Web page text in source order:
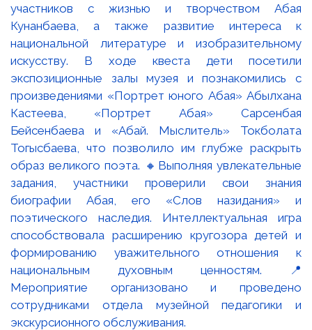
участников с жизнью и творчеством Абая
Кунанбаева, а также развитие интереса к
национальной литературе и изобразительному
искусству. В ходе квеста дети посетили
экспозиционные залы музея и познакомились с
произведениями «Портрет юного Абая» Абылхана
Кастеева, «Портрет Абая» Сарсенбая
Бейсенбаева и «Абай. Мыслитель» Токболата
Тогысбаева, что позволило им глубже раскрыть
образ великого поэта. 🔸Выполняя увлекательные
задания, участники проверили свои знания
биографии Абая, его «Слов назидания» и
поэтического наследия. Интеллектуальная игра
способствовала расширению кругозора детей и
формированию уважительного отношения к
национальным духовным ценностям. 📍
Мероприятие организовано и проведено
сотрудниками отдела музейной педагогики и
экскурсионного обслуживания.